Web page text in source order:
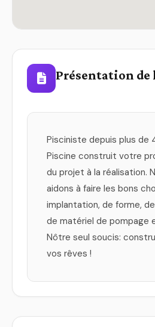
Présentation
Pisciniste depuis plus de
Piscine construit votre
du projet à la réalisation.
aidons à faire les bons
implantation, de forme,
de matériel de pompage
Nôtre seul soucis:
vos rêves !